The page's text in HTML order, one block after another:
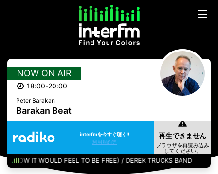
NOW ON AIR
18:00-20:00
Peter Barakan
Barakan Beat
interfmを今すぐ聴く!!
利用規約等
IT WOULD FEEL TO BE FREE) / DEREK TRUCKS BAND